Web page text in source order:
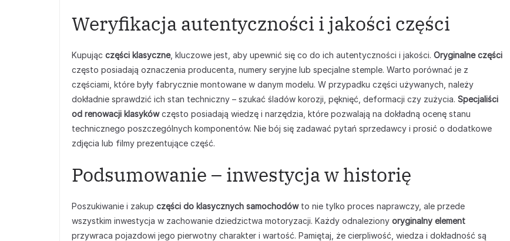
Weryfikacja autentyczności i jakości części
Kupując części klasyczne, kluczowe jest, aby upewnić się co do ich autentyczności i jakości. Oryginalne części
często posiadają oznaczenia producenta, numery seryjne lub specjalne stemple. Warto porównać je z
częściami, które były fabrycznie montowane w danym modelu. W przypadku części używanych, należy
dokładnie sprawdzić ich stan techniczny – szukać śladów korozji, pęknięć, deformacji czy zużycia. Specjaliści
od renowacji klasykówczęsto posiadają wiedzę i narzędzia, które pozwalają na dokładną ocenę stanu
technicznego poszczególnych komponentów. Nie bój się zadawać pytań sprzedawcy i prosić o dodatkowe
zdjęcia lub filmy prezentujące część.
Podsumowanie – inwestycja w historię
Poszukiwanie i zakup części do klasycznych samochodówto nie tylko proces naprawczy, ale przede
wszystkim inwestycja w zachowanie dziedzictwa motoryzacji. Każdy odnaleziony oryginalny element
przywraca pojazdowi jego pierwotny charakter i wartość. Pamiętaj, że cierpliwość, wiedza i dokładność są